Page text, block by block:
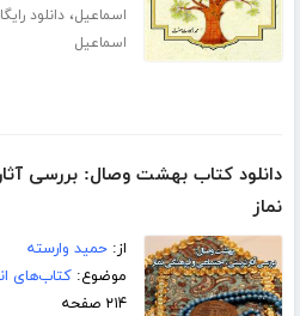
اسماعیل،دانلود
اسماعیل
دانلود کتاب بهشت وصال: بررسی
نماز
از:حمید وارسته
موضوع:کتاب‌های
۲۱۴ صفحه